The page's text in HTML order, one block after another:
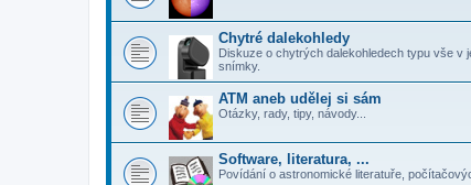
Chytré dalekohledy
Diskuze o chytrých dalekohledech typu vše v
snímky.
ATM aneb udělej si sám
Otázky, rady, tipy, návody...
Software, literatura, ...
Povídání o astronomické literatuře,